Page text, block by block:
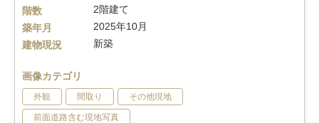
階数
2階建て
築年月
2025年10月
建物現況
新築
画像カテゴリ
外観 間取り その他現地
前面道路含む現地写真